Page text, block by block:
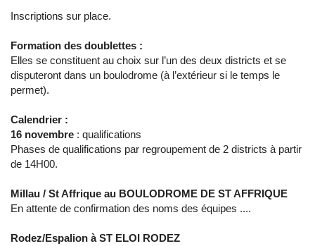
Inscriptions sur place.
Formation des doublettes :
Elles se constituent au choix sur l’un des deux districts et se
disputeront dans un boulodrome (à l’extérieur si le temps le
permet).
Calendrier :
16 novembre : qualifications
Phases de qualifications par regroupement de 2 districts à partir
de 14H00.
Millau / St Affrique au BOULODROME DE ST AFFRIQUE
En attente de confirmation des noms des équipes ....
Rodez/Espalion à ST ELOI RODEZ